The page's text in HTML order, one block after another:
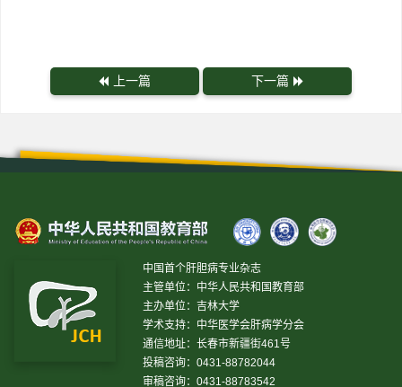
上一篇 下一篇
中国首个肝胆病专业杂志
主管单位：中华人民共和国教育部
主办单位：吉林大学
学术支持：中华医学会肝病学分会
通信地址：长春市新疆街461号
投稿咨询：0431-88782044
审稿咨询：0431-88783542